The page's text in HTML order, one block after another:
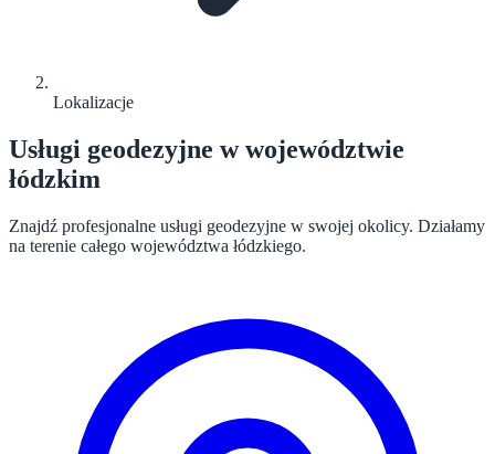
Lokalizacje
Usługi geodezyjne w województwie
łódzkim
Znajdź profesjonalne usługi geodezyjne w swojej okolicy. Działamy
na terenie całego województwa łódzkiego.